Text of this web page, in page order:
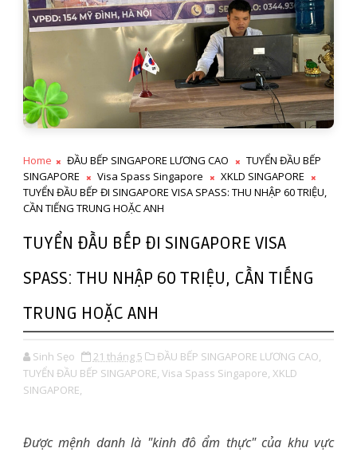
Home ĐẦU BẾP SINGAPORE LƯƠNG CAO
TUYỂN ĐẦU BẾP
SINGAPORE
Visa Spass Singapore
XKLD SINGAPORE
TUYỂN ĐẦU BẾP ĐI SINGAPORE VISA SPASS: THU NHẬP 60 TRIỆU,
CẦN TIẾNG TRUNG HOẶC ANH
TUYỂN ĐẦU BẾP ĐI SINGAPORE VISA
SPASS: THU NHẬP 60 TRIỆU, CẦN TIẾNG
TRUNG HOẶC ANH
Sinh Sẹo 21 tháng 5
ĐẦU BẾP SINGAPORE LƯƠNG CAO,
TUYỂN ĐẦU BẾP SINGAPORE, Visa Spass Singapore, XKLD
SINGAPORE,
Được mệnh danh là "kinh đô ẩm thực" của khu vực